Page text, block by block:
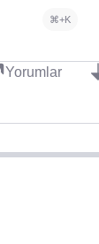
⌘+K
Yorumlar